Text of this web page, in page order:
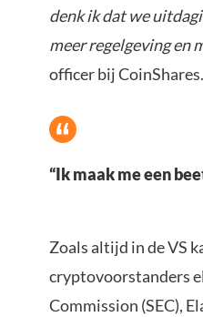
denk ik dat we
meer regelgeving en
officer bij CoinShares.
“Ik maak me een
Zoals altijd in de VS
cryptovoorstanders
Commission (SEC),